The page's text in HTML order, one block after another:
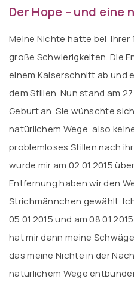
Der Hope – und
Meine Nichte hatte bei ihrer
große Schwierigkeiten. Die
einem Kaiserschnitt ab und
dem Stillen. Nun stand am
Geburt an. Sie wünschte
natürlichem Wege, also
problemloses Stillen nach
wurde mir am 02.01.2015
Entfernung haben wir den
Strichmännchen gewählt.
05.01.2015 und am
hat mir dann meine
das meine Nichte in der
natürlichem Wege